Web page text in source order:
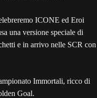
ICONE ed Eroi
una versione speciale di
e in arrivo nelle SCR con
Immortali, ricco di
Goal.